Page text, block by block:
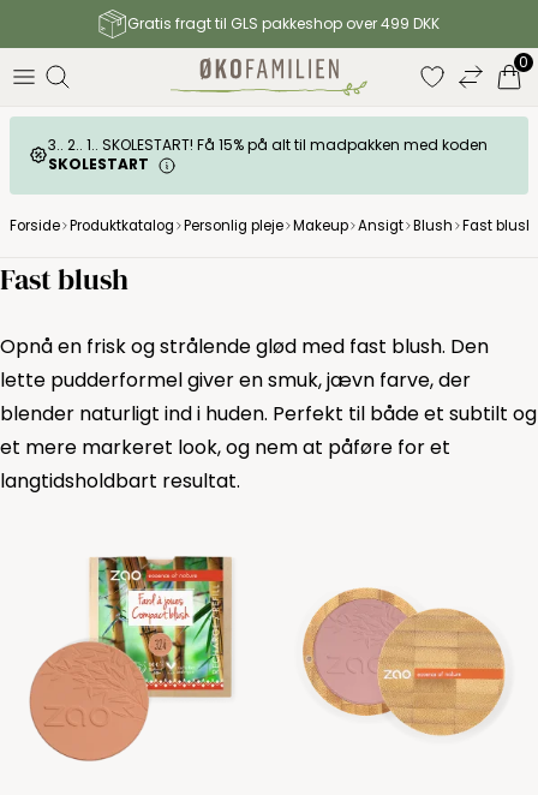
Gratis fragt til GLS pakkeshop over 499 DKK
0
3.. 2.. 1.. SKOLESTART! Få 15% på alt til madpakken med koden
SKOLESTART
Forside Produktkatalog Personlig pleje Makeup Ansigt Blush Fast blush
Fast blush
Opnå en frisk og strålende glød med fast blush. Den
lette pudderformel giver en smuk, jævn farve, der
blender naturligt ind i huden. Perfekt til både et subtilt og
et mere markeret look, og nem at påføre for et
langtidsholdbart resultat.